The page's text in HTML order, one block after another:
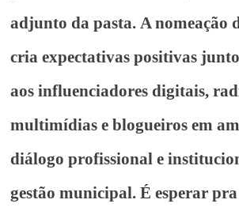
adjunto da pasta. A nomeação
cria expectativas positivas
aos influenciadores digitais,
multimídias e blogueiros em
diálogo profissional e
gestão municipal. É esperar